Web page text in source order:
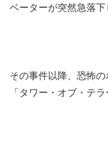
ベーターが突然急落下
その事件以降、恐怖
「タワー・オブ・テラ